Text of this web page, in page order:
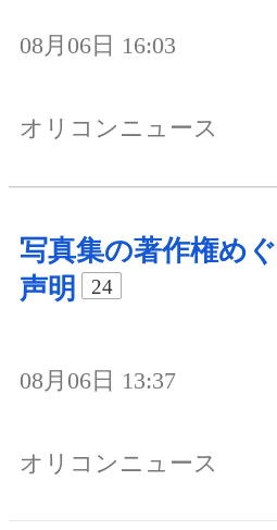
08月06日 16:03
オリコンニュース
写真集の著作権め
声明
24
08月06日 13:37
オリコンニュース